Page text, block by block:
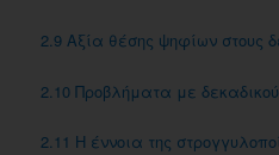
2.9 Αξία θέσης ψηφίων στους
2.10 Προβλήματα με
2.11 Η έννοια της